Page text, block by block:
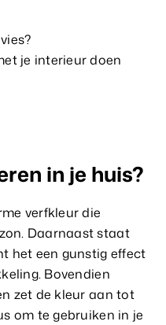
je interieur doen
in je huis?
verfkleur die
Daarnaast staat
het een gunstig effect
Bovendien
zet de kleur aan tot
om te gebruiken in je